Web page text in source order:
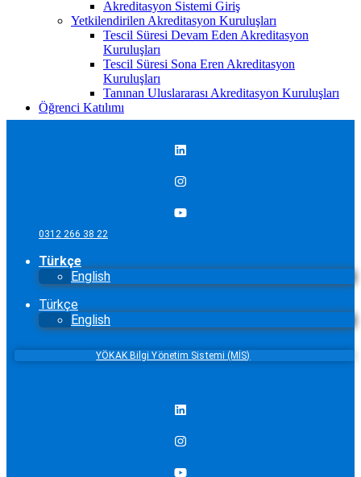
Akreditasyon Sistemi Giriş
Yetkilendirilen Akreditasyon Kuruluşları
Tescil Süresi Devam Eden Akreditasyon
Kuruluşları
Tescil Süresi Sona Eren Akreditasyon
Kuruluşları
Tanınan Uluslararası Akreditasyon Kuruluşları
Öğrenci Katılımı
0312 266 38 22
Türkçe
English
Türkçe
English
YÖKAK Bilgi Yönetim Sistemi (MİS)